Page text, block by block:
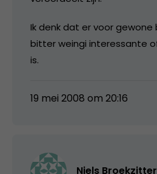
Ik denk dat er voor
bitter weingi interessante
is.
19 mei 2008 om 20:16
Niels Broekzitter